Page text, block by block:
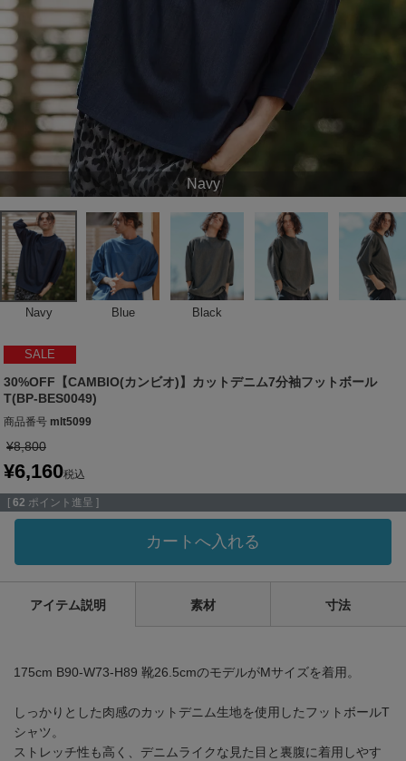
Navy
Navy Blue Black
SALE
30%OFF【CAMBIO(カンビオ)】カットデニム7分袖フットボール
T(BP-BES0049)
商品番号 mlt5099
¥8,800
¥6,160税込
[ 62 ポイント進呈 ]
カートへ入れる
アイテム説明 素材 寸法
175cm B90-W73-H89 靴26.5cmのモデルがMサイズを着用。
しっかりとした肉感のカットデニム生地を使用したフットボールT
シャツ。
ストレッチ性も高く、デニムライクな見た目と裏腹に着用しやす